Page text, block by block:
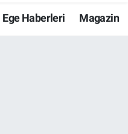
Ege Haberleri Magazin